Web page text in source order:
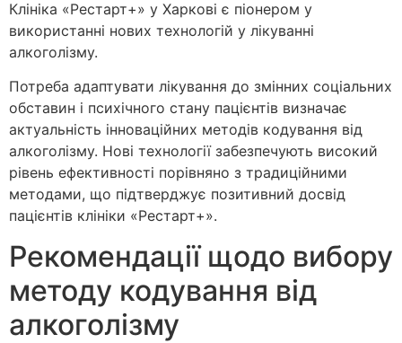
Клініка «Рестарт+» у Харкові є піонером у
використанні нових технологій у лікуванні
алкоголізму.
Потреба адаптувати лікування до змінних соціальних
обставин і психічного стану пацієнтів визначає
актуальність інноваційних методів кодування від
алкоголізму. Нові технології забезпечують високий
рівень ефективності порівняно з традиційними
методами, що підтверджує позитивний досвід
пацієнтів клініки «Рестарт+».
Рекомендації щодо вибору
методу кодування від
алкоголізму